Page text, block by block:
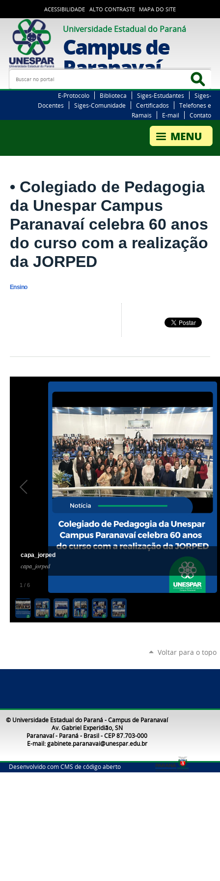
ACESSIBILIDADE ALTO CONTRASTE MAPA DO SITE
Universidade Estadual do Paraná
Campus de
Paranavaí
Busca
E-Protocolo Biblioteca Siges-Estudantes
Siges-
Docentes
Siges-Comunidade Certificados
Telefones e
Ramais
E-mail Contato
• Colegiado de Pedagogia
da Unespar Campus
Paranavaí celebra 60 anos
do curso com a realização
da JORPED
Ensino
1 / 6
capa_jorped
capa_jorped
Voltar para o topo
© Universidade Estadual do Paraná - Campus de Paranavaí
Av. Gabriel Experidião, SN
Paranavaí - Paraná - Brasil - CEP 87.703-000
E-mail: gabinete.paranavai@unespar.edu.br
Desenvolvido com CMS de código aberto